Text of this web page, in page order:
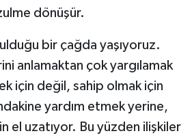
dönüşür.
bir çağda yaşıyoruz.
anlamaktan çok yargılamak
için değil, sahip olmak için
yardım etmek yerine,
el uzatıyor. Bu yüzden ilişkiler